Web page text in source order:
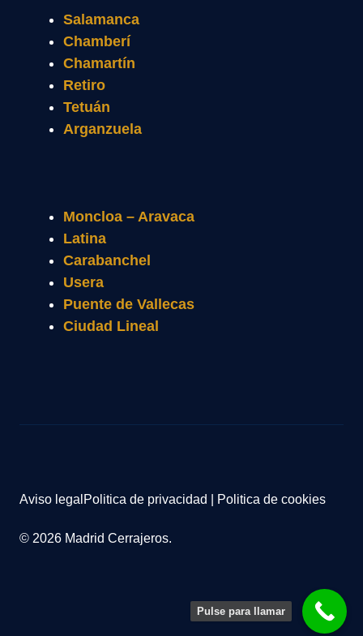
Salamanca
Chamberí
Chamartín
Retiro
Tetuán
Arganzuela
Moncloa – Aravaca
Latina
Carabanchel
Usera
Puente de Vallecas
Ciudad Lineal
© 2026 Madrid Cerrajeros.
Aviso legal Politica de privacidad Politica de cookies
Pulse para llamar